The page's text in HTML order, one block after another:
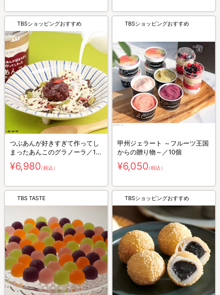
TBSショッピングおすすめ
つぶあんが好きすぎて作ってし
まったあんこのグラノーラ／18
個
¥6,980（税込）
TBSショッピングおすすめ
甲州ジェラート ～フルーツ王国
からの贈り物～／10個
¥6,050（税込）
TBS TASTE TBSショッピングおすすめ